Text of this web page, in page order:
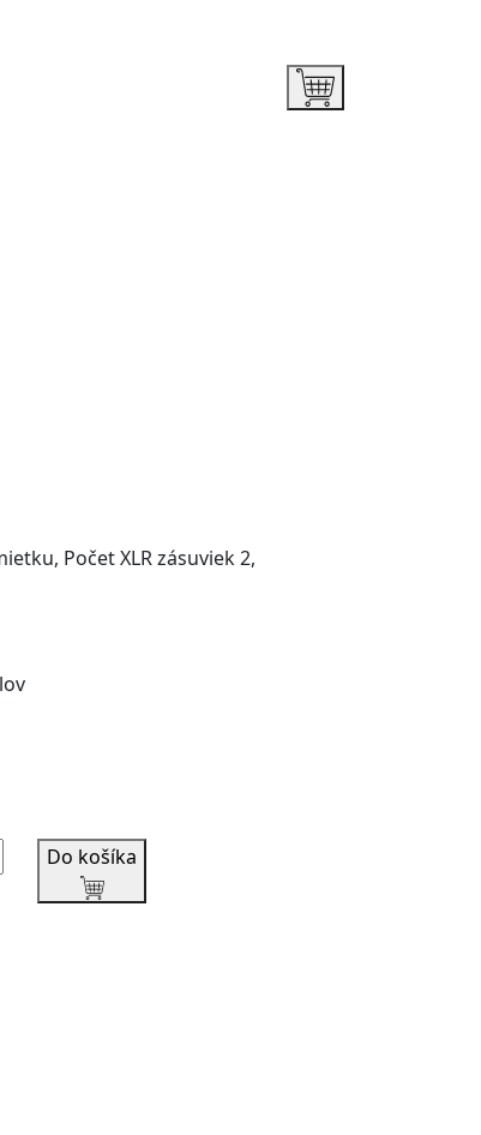
Počet XLR zásuviek 2,
Do košíka